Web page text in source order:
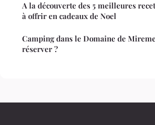
A la découverte des 5 meilleures
à offrir en cadeaux de Noel
Camping dans le Domaine de
réserver ?